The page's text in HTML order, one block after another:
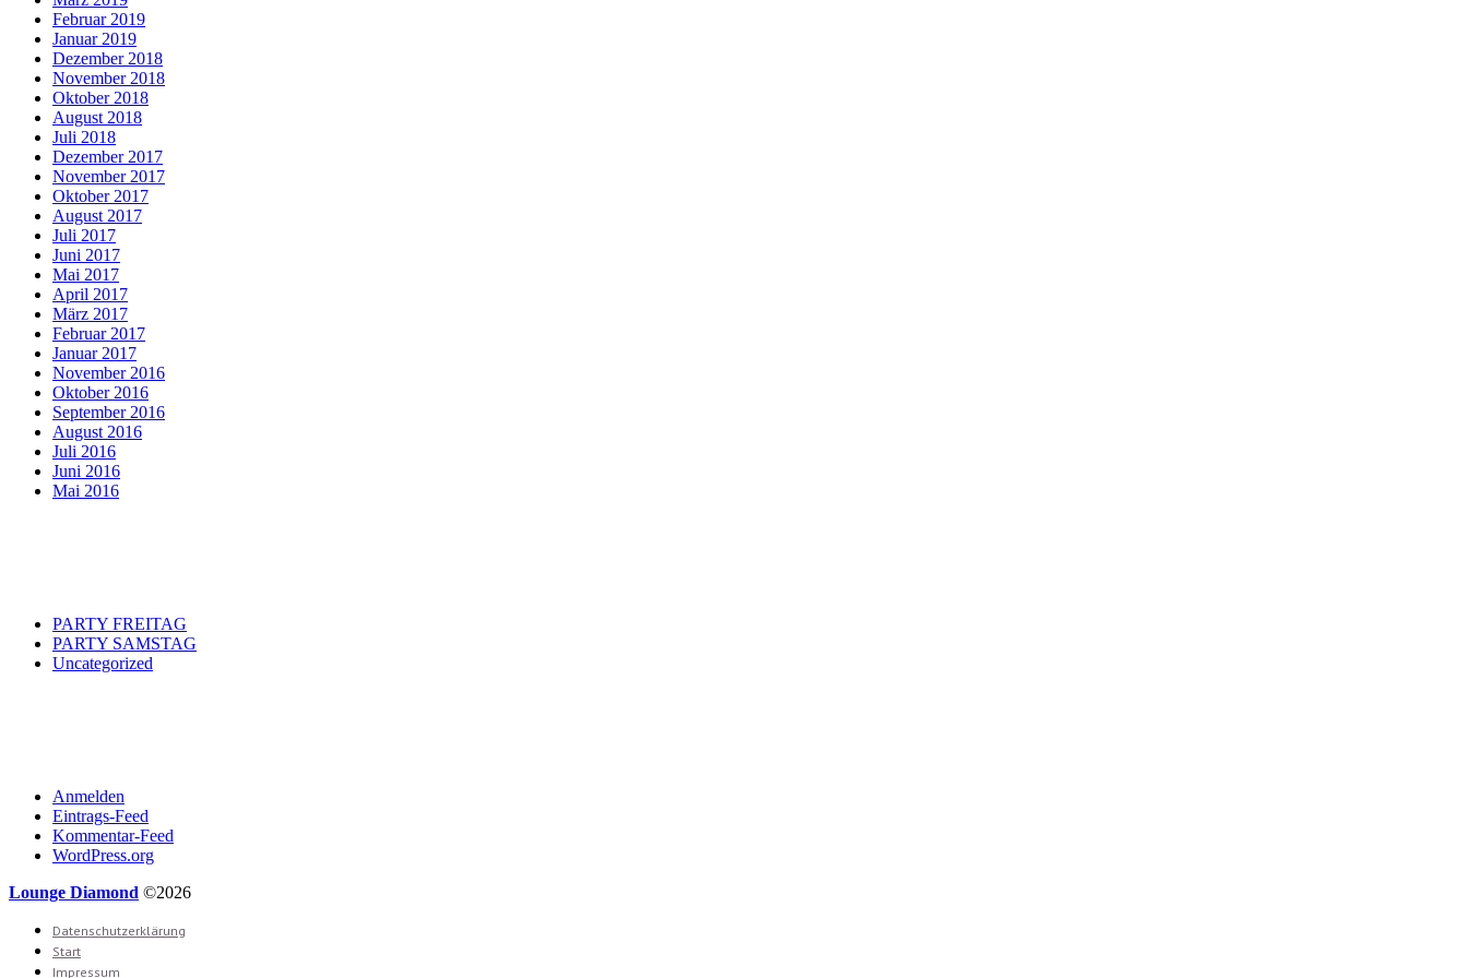
Februar 2019
Januar 2019
Dezember 2018
November 2018
Oktober 2018
August 2018
Juli 2018
Dezember 2017
November 2017
Oktober 2017
August 2017
Juli 2017
Juni 2017
Mai 2017
April 2017
März 2017
Februar 2017
Januar 2017
November 2016
Oktober 2016
September 2016
August 2016
Juli 2016
Juni 2016
Mai 2016
PARTY FREITAG
PARTY SAMSTAG
Uncategorized
Anmelden
Eintrags-Feed
Kommentar-Feed
WordPress.org
Lounge Diamond ©2026
Datenschutzerklärung
Start
Impressum